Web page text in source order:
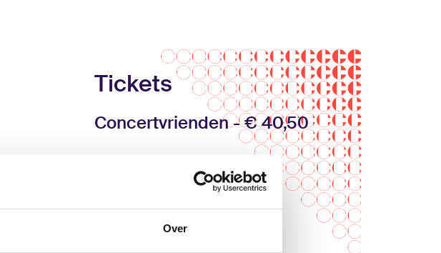
Over
Tickets
Concertvrienden - € 40,50
Tickets bestellen